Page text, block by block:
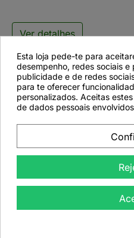
Ver detalhes
Dados
Caixa de Madeira
de Chá Verde
Uma seleção aromática
Esta loja pede-te para
desempenho, redes sociais
publicidade e de redes
para te oferecer
personalizados. Aceitas
de dados pessoais